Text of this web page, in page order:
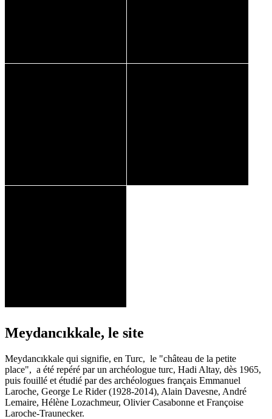
Meydancıkkale, le site
Meydancıkkale qui signifie, en Turc, le "château de la petite
place", a été repéré par un archéologue turc, Hadi Altay, dès 1965,
puis fouillé et étudié par des archéologues français Emmanuel
Laroche, George Le Rider (1928-2014), Alain Davesne, André
Lemaire, Hélène Lozachmeur, Olivier Casabonne et Françoise
Laroche-Traunecker.